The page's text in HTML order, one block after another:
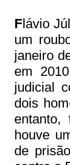
Flávio
um
janeiro
em
judicial
dois
entanto,
houve
de